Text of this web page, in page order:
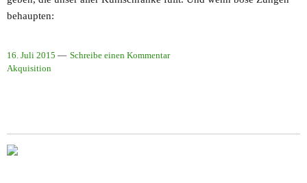
behaupten:
16. Juli 2015
Schreibe einen Kommentar
Akquisition